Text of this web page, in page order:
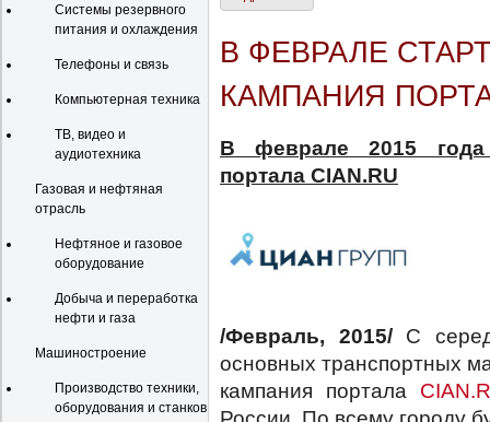
Системы резервного
питания и охлаждения
Телефоны и связь
Компьютерная техника
ТВ, видео и
аудиотехника
Газовая и нефтяная
отрасль
Нефтяное и газовое
оборудование
Добыча и переработка
нефти и газа
Машиностроение
Производство техники,
оборудования и станков
В ФЕВРАЛЕ
КАМПАНИЯ
В феврале 2015 года
портала CIAN.RU
/Февраль, 2015/
С
основных транспортных
кампания портала
России. По всему городу